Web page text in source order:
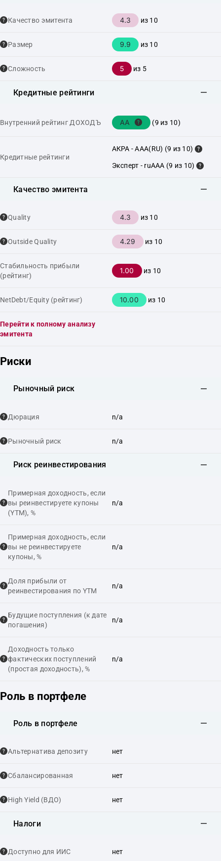
Качество эмитента 4.3 из 10
Размер 9.9 из 10
Сложность 5 из 5
Кредитные рейтинги
Внутренний рейтинг ДОХОДЪ AA (9 из 10)
Кредитные рейтинги
АКРА - AAA(RU) (9 из 10)
Эксперт - ruAAA (9 из 10)
Качество эмитента
Quality 4.3 из 10
Outside Quality 4.29 из 10
Стабильность прибыли
(рейтинг)
1.00 из 10
NetDebt/Equity (рейтинг) 10.00 из 10
Перейти к полному анализу
эмитента
Риски
Рыночный риск
Дюрация n/a
Рыночный риск n/a
Риск реинвестирования
Примерная доходность, если
вы реинвестируете купоны
(YTM), %
n/a
Примерная доходность, если
вы не реинвестируете
купоны, %
n/a
Доля прибыли от
реинвестирования по YTM
n/a
Будущие поступления (к дате
погашения)
n/a
Доходность только
фактических поступлений
(простая доходность), %
n/a
Роль в портфеле
Роль в портфеле
Альтернатива депозиту нет
Сбалансированная нет
High Yield (ВДО) нет
Налоги
Доступно для ИИС нет